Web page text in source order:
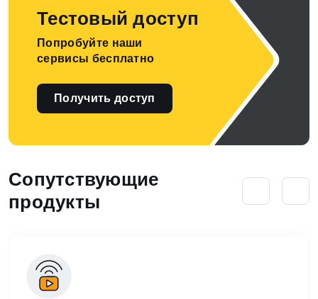
Тестовый доступ
Попробуйте наши
сервисы бесплатно
Получить доступ
Сопутствующие
продукты